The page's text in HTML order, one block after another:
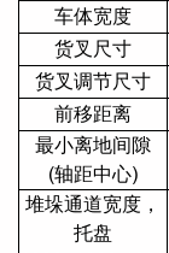
车体宽度
货叉尺寸
货叉调节尺寸
前移距离
最小离地间隙
(轴距中心)
堆垛通道宽度，
托盘